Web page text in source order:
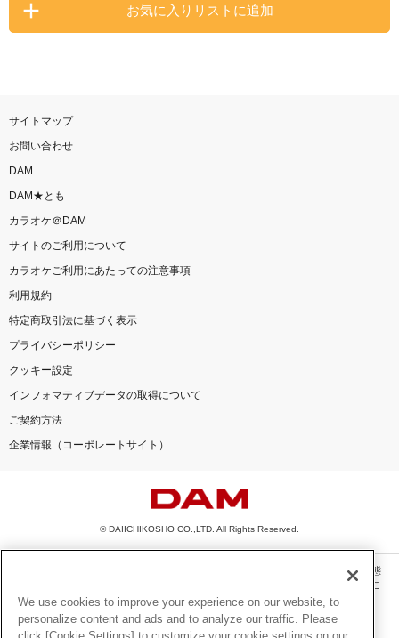
お気に入りリストに追加
サイトマップ
お問い合わせ
DAM
DAM★とも
カラオケ＠DAM
サイトのご利用について
カラオケご利用にあたっての注意事項
利用規約
特定商取引法に基づく表示
プライバシーポリシー
クッキー設定
インフォマティブデータの取得について
ご契約方法
企業情報（コーポレートサイト）
© DAIICHIKOSHO CO.,LTD. All Rights Reserved.
このサイトに掲載されている一切の文章・画像・写真・動画・音声等を、手段や形態
を問わず、著作権法の定める範囲を超えて無断で複製、転載、ファイル化などするこ
とを禁じます。
楽曲及びコンテンツは、機種によりご利用いただけない場合があります。
We use cookies to improve your experience on our website, to
personalize content and ads and to analyze our traffic. Please